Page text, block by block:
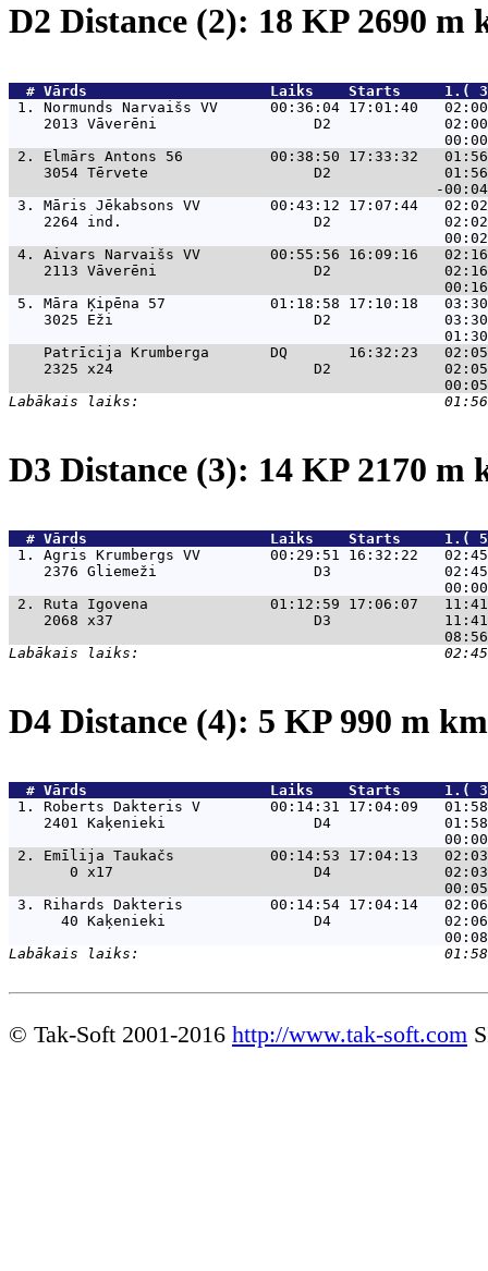
D2 Distance (2): 18 KP 2690 m
  #
Vārds
Laiks    Starts     1.(
1. Normunds Narvaišs VV      00:36:04 17:01:40
2013 Vāverēni                  D2
2. Elmārs Antons 56          00:38:50 17:33:32
3054 Tērvete                   D2
3. Māris Jēkabsons VV        00:43:12 17:07:44
2264 ind.                      D2
4. Aivars Narvaišs VV        00:55:56 16:09:16
2113 Vāverēni                  D2
5. Māra Ķipēna 57            01:18:58 17:10:18
3025 Eži                       D2
Patrīcija Krumberga       DQ       16:32:23
2325 x24                       D2
D3 Distance (3): 14 KP 2170 m
  #
Vārds
Laiks    Starts
1. Agris Krumbergs VV        00:29:51 16:32:22
2376 Gliemeži                  D3
2. Ruta Igovena              01:12:59 17:06:07
2068 x37                       D3
D4 Distance (4): 5 KP 990 m
  #
Vārds
Laiks    Starts
1. Roberts Dakteris V        00:14:31 17:04:09
2401 Kaķenieki                 D4
2. Emīlija Taukačs           00:14:53 17:04:13
0 x17                       D4
3. Rihards Dakteris          00:14:54 17:04:14
40 Kaķenieki                 D4
© Tak-Soft 2001-2016 http://www.tak-soft.com